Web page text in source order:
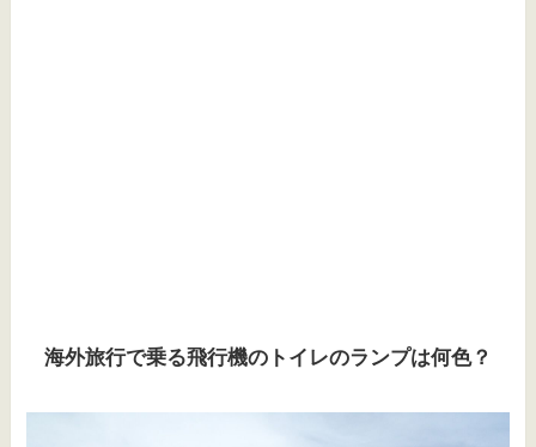
海外旅行で乗る飛行機のトイレのランプは何色？